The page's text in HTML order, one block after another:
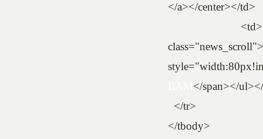
</a></center></td>
</span></
</tr>
</tbody>